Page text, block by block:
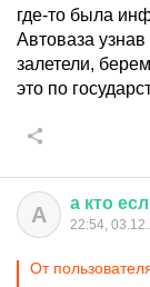
где-то была
Автоваза
залетели,
это по
А а кто
22:54,
От